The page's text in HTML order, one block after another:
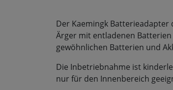
Der Kaemingk Batterieadapter
Ärger mit entladenen
gewöhnlichen Batterien und
Die Inbetriebnahme ist
nur für den Innenbereich